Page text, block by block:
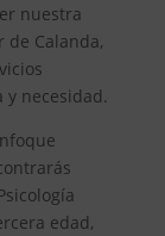
nuestra
de Calanda,
y necesidad.
edad,